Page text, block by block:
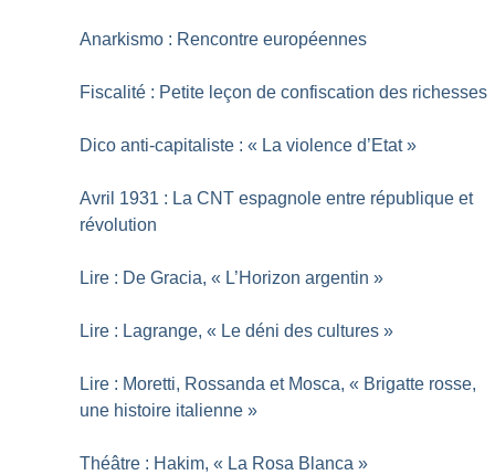
Anarkismo : Rencontre européennes
Fiscalité : Petite leçon de confiscation des richesses
Dico anti-capitaliste : « La violence d’Etat »
Avril 1931 : La CNT espagnole entre république et
révolution
Lire : De Gracia, « L’Horizon argentin »
Lire : Lagrange, « Le déni des cultures »
Lire : Moretti, Rossanda et Mosca, « Brigatte rosse,
une histoire italienne »
Théâtre : Hakim, « La Rosa Blanca »